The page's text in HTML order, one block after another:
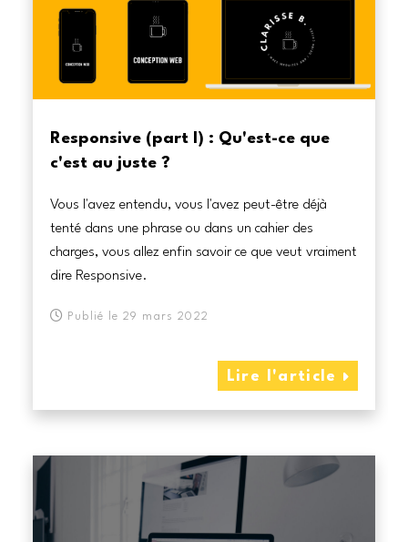
Responsive (part I) : Qu'est-ce que
c'est au juste ?
Vous l'avez entendu, vous l'avez peut-être déjà
tenté dans une phrase ou dans un cahier des
charges, vous allez enfin savoir ce que veut vraiment
dire Responsive.
Publié le 29 mars 2022
Lire l'article